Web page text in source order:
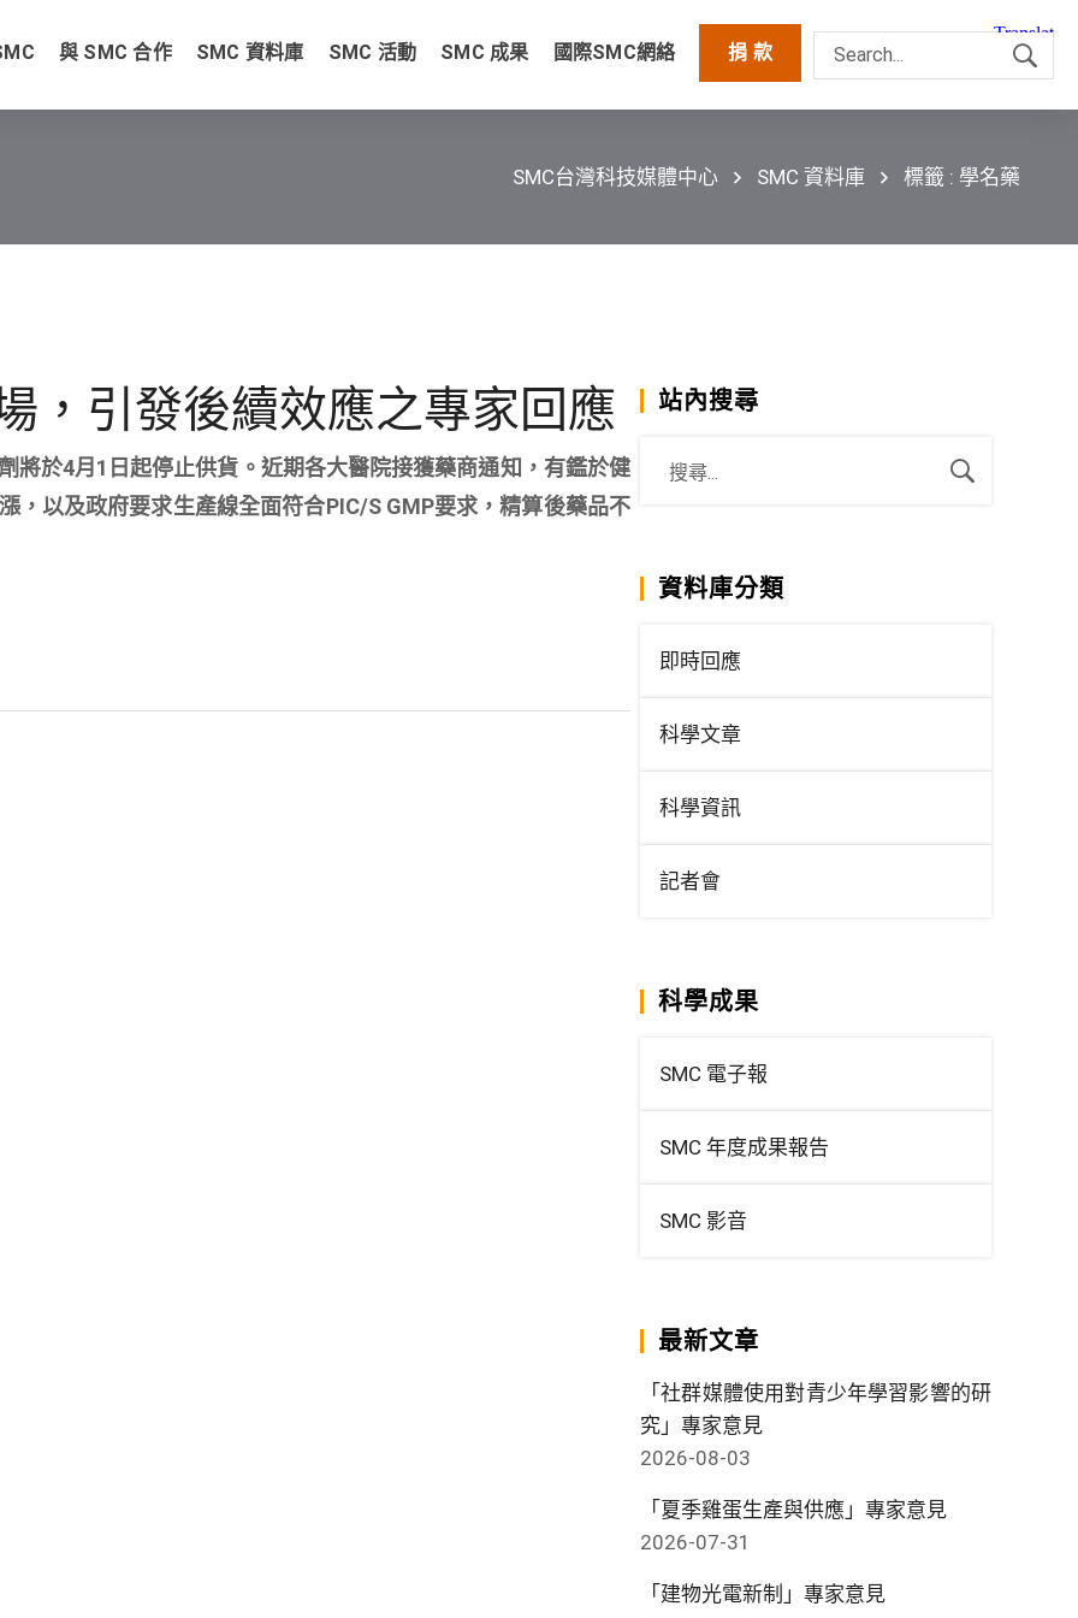
與 SMC 合作 SMC 資料庫 SMC 活動 SMC 成果 國際SMC網絡 捐 款
SMC台灣科技媒體中心 SMC 資料庫 標籤 : 學名藥
，引發後續效應之專家回應
將於4月1日起停止供貨。近期各大醫院接獲藥商通知，有鑑於健
，以及政府要求生產線全面符合PIC/S GMP要求，精算後藥品不
站內搜尋
資料庫分類
即時回應
科學文章
科學資訊
記者會
科學成果
SMC 電子報
SMC 年度成果報告
SMC 影音
最新文章
「社群媒體使用對青少年學習影響的研
究」專家意見
2026-08-03
「夏季雞蛋生產與供應」專家意見
2026-07-31
「建物光電新制」專家意見